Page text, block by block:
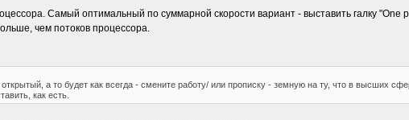
Самый оптимальный по суммарной скорости вариант - выставить галку "One
чем потоков процессора.
а то будет как всегда - смените работу/ или прописку - земную на ту, что в высших
как есть.